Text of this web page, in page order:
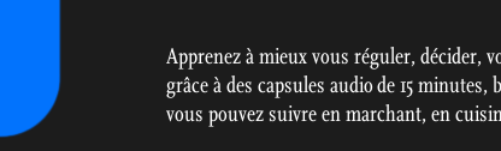
Apprenez à mieux vous réguler,
grâce à des capsules audio de 15
vous pouvez suivre en marchant, en